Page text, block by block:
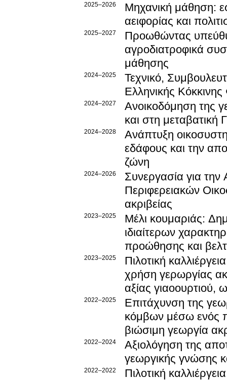
2025–2026
Μηχανική μάθηση:
αειφορίας και
2025–2027
Προωθώντας
αγροδιατροφικά
μάθησης
2024–2025
Τεχνικό,
Ελληνικής
2024–2027
Ανοικοδόμηση της
και στη μεταβατική
2024–2028
Ανάπτυξη
εδάφους και την
ζώνη
2024–2026
Συνεργασία για την
Περιφερειακών
ακριβείας
2023–2025
Μέλι κουμαριάς:
ιδιαίτερων
προώθησης και
2023–2025
Πιλοτική
χρήση γερωργίας
αξίας γιαοουρτιού,
2022–2025
Επιτάχυνση της
κόμβων μέσω ενός
βιώσιμη γεωργία
2022–2024
Αξιολόγηση της
γεωργικής γνώσης
2022–2022
Πιλοτική